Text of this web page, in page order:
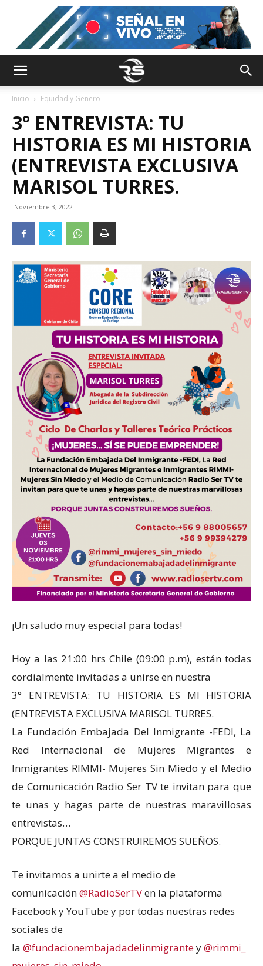
Inicio Equidad y Genero
3° ENTREVISTA: TU
HISTORIA ES MI HISTORIA
(ENTREVISTA EXCLUSIVA
MARISOL TURRES.
Noviembre 3, 2022
¡Un saludo muy especial para todas!
Hoy a las 21:00 hrs Chile (09:00 p.m), están todas
cordialmente invitadas a unirse en nuestra
3° ENTREVISTA: TU HISTORIA ES MI HISTORIA
(ENTREVISTA EXCLUSIVA MARISOL TURRES.
La Fundación Embajada Del Inmigrante -FEDI, La
Red Internacional de Mujeres Migrantes e
Inmigrantes RIMMI- Mujeres Sin Miedo y el Medio
de Comunicación Radio Ser TV te invitan para que
te unas y hagas parte de nuestras maravillosas
entrevistas…
PORQUE JUNTAS CONSTRUIREMOS SUEÑOS.
Te invitamos a unirte a el medio de
comunicación@RadioSerTVen la plataforma
Facebook y YouTube y por todas nuestras redes
sociales de
la @fundacionembajadadelinmigrantey@rimmi_